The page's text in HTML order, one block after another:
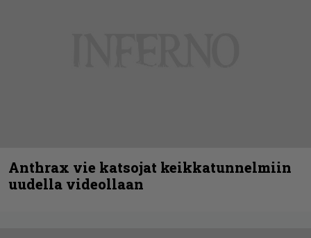
Anthrax vie katsojat keikkatunnelmiin
uudella videollaan